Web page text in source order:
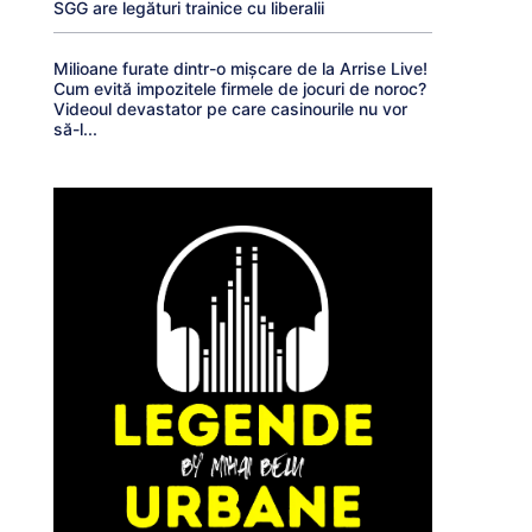
SGG are legături trainice cu liberalii
Milioane furate dintr-o mișcare de la Arrise Live!
Cum evită impozitele firmele de jocuri de noroc?
Videoul devastator pe care casinourile nu vor
să-l...